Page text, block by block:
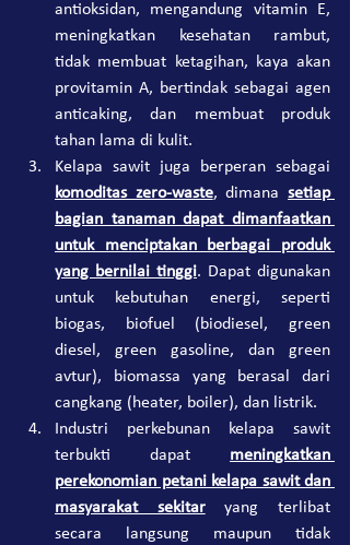
antioksidan, mengandung vitamin E,
meningkatkan kesehatan rambut,
tidak membuat ketagihan, kaya akan
provitamin A, bertindak sebagai agen
anticaking, dan membuat produk
tahan lama di kulit.
komoditas zero-waste, dimana setiap
bagian tanaman dapat dimanfaatkan
untuk menciptakan berbagai produk
yang bernilai tinggi. Dapat digunakan
untuk kebutuhan energi, seperti
biogas, biofuel (biodiesel, green
diesel, green gasoline, dan green
avtur), biomassa yang berasal dari
cangkang (heater, boiler), dan listrik.
Industri perkebunan kelapa sawit
terbukti dapat meningkatkan
perekonomian petani kelapa sawit dan
masyarakat sekitar yang terlibat
secara langsung maupun tidak